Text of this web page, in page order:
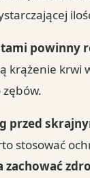
powinny
krążenie krwi
zębów.
przed
stosować
zachować